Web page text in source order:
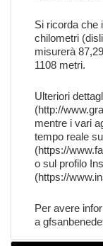
Si ricorda che
chilometri
misurerà
1108 metri.
Ulteriori
(http://
mentre i vari
tempo reale
(https://
o sul profilo
(https://
Per avere
a